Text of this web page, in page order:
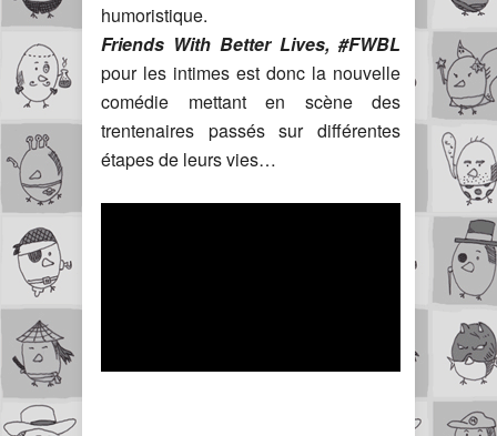
humoristique.
Friends With Better Lives, #FWBL
pour les intimes est donc la nouvelle
comédie mettant en scène des
trentenaires passés sur différentes
étapes de leurs vies…